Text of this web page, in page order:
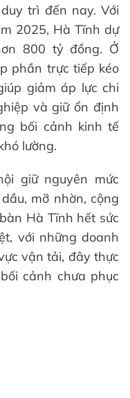
trì đến nay. Với
2025, Hà Tĩnh dự
800 tỷ đồng. Ở
phần trực tiếp kéo
giảm áp lực chi
và giữ ổn định
bối cảnh kinh tế
lường.
giữ nguyên mức
mỡ nhờn, cộng
Hà Tĩnh hết sức
với những doanh
vận tải, đây thực
cảnh chưa phục